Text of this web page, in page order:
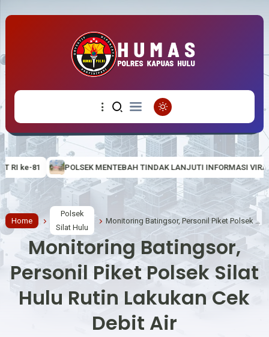
TINDAK LANJUTI INFORMASI VIRAL, CEK LOKASI DUGAAN
Home
Polsek
Silat Hulu
Monitoring Batingsor, Personil Piket Polsek Silat Hulu Rutin Lakukan Cek Debit Air
Monitoring Batingsor,
Personil Piket Polsek Silat
Hulu Rutin Lakukan Cek
Debit Air